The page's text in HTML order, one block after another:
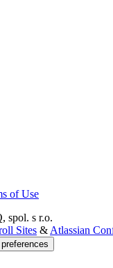
of Use
spol. s r.o.
Sites & Atlassian